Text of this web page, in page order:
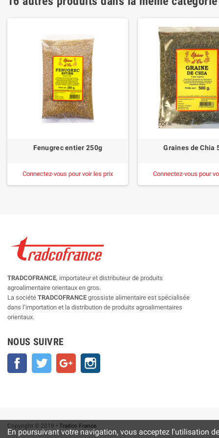
Fenugrec entier 250g
Connectez-vous pour voir les prix
Graines de Chia
Connectez-vous pour
TRADCOFRANCE, importateur et distributeur de produits
agroalimentaire orientaux en gros.
La société TRADCOFRANCE grossiste alimentaire est spécialisée
dans l’importation et la distribution de produits agroalimentaires
orientaux.
NOUS SUIVRE
Facebook Twitter Google+
Copyright © 2019 • Tradco France
En poursuivant votre navigation, vous acceptez l'utilisation